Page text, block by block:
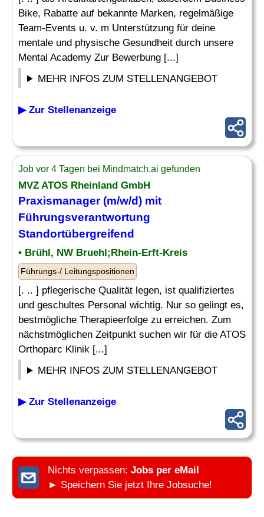
Bike, Rabatte auf bekannte Marken, regelmäßige
Team-Events u. v. m Unterstützung für deine
mentale und physische Gesundheit durch unsere
Mental Academy Zur Bewerbung [...]
MEHR INFOS ZUM STELLENANGEBOT
▶ Zur Stellenanzeige
Job vor 4 Tagen bei Mindmatch.ai gefunden
MVZ ATOS Rheinland GmbH
Praxismanager(m/w/d) mit
Führungsverantwortung
Standortübergreifend
• Brühl, NW Bruehl;Rhein-Erft-Kreis
Führungs-/ Leitungspositionen
[. .. ] pflegerische Qualität legen, ist qualifiziertes
und geschultes Personal wichtig. Nur so gelingt es,
bestmögliche Therapieerfolge zu erreichen. Zum
nächstmöglichen Zeitpunkt suchen wir für die ATOS
Orthoparc Klinik [...]
MEHR INFOS ZUM STELLENANGEBOT
▶ Zur Stellenanzeige
Nichts verpassen: Jobs per eMail
► Speichern Sie jetzt Ihre Jobsuche!